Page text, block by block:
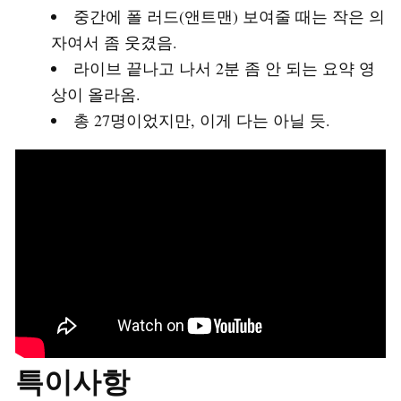
중간에 폴 러드(앤트맨) 보여줄 때는 작은 의
자여서 좀 웃겼음.
라이브 끝나고 나서 2분 좀 안 되는 요약 영
상이 올라옴.
총 27명이었지만, 이게 다는 아닐 듯.
특이사항